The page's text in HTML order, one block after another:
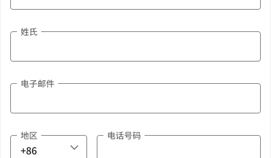
姓氏
电子邮件
地区 电话号码